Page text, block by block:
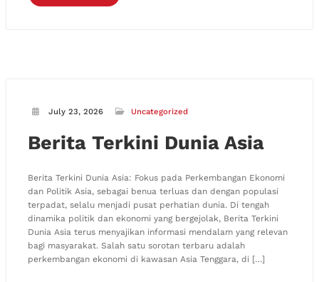
July 23, 2026 Uncategorized
Berita Terkini Dunia Asia
Berita Terkini Dunia Asia: Fokus pada Perkembangan Ekonomi
dan Politik Asia, sebagai benua terluas dan dengan populasi
terpadat, selalu menjadi pusat perhatian dunia. Di tengah
dinamika politik dan ekonomi yang bergejolak, Berita Terkini
Dunia Asia terus menyajikan informasi mendalam yang relevan
bagi masyarakat. Salah satu sorotan terbaru adalah
perkembangan ekonomi di kawasan Asia Tenggara, di […]